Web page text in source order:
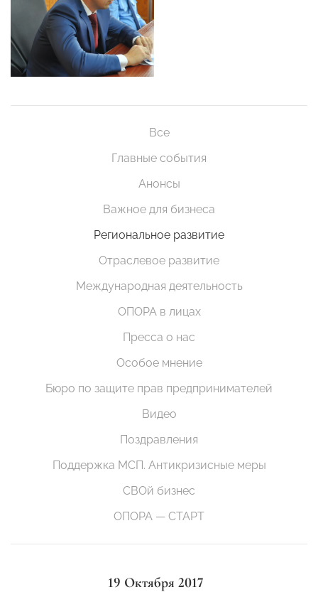
Все
Главные события
Анонсы
Важное для бизнеса
Региональное развитие
Отраслевое развитие
Международная деятельность
ОПОРА в лицах
Пресса о нас
Особое мнение
Бюро по защите прав предпринимателей
Видео
Поздравления
Поддержка МСП. Антикризисные меры
СВОй бизнес
ОПОРА — СТАРТ
19 Октября 2017